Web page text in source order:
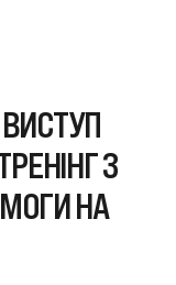
ВИСТУП
З
НА